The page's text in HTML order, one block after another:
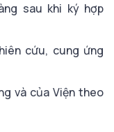
sau khi ký hợp
cứu, cung ứng
và của Viện theo